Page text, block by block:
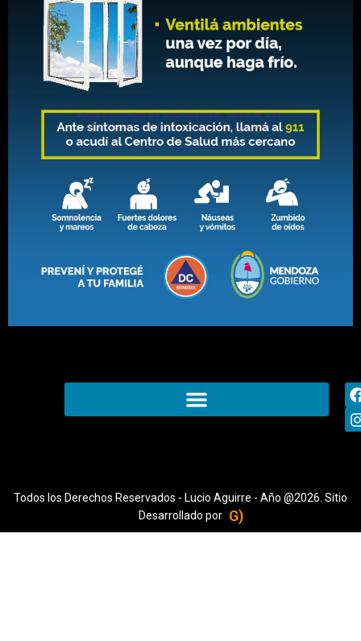
Todos los Derechos Reservados - Lucio Aguirre - Año @2026. Sitio
Desarrollado por G)